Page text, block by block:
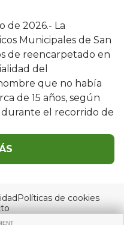
de 2026.- La
Municipales de San
de reencarpetado en
del
que no había
de 15 años, según
durante el recorrido de
Políticas de cookies